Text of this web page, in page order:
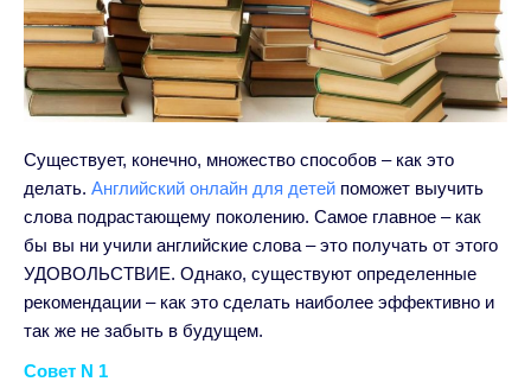
Существует, конечно, множество способов – как это
делать. Английский онлайн для детей поможет выучить
слова подрастающему поколению. Самое главное – как
бы вы ни учили английские слова – это получать от этого
УДОВОЛЬСТВИЕ. Однако, существуют определенные
рекомендации – как это сделать наиболее эффективно и
так же не забыть в будущем.
Совет N 1